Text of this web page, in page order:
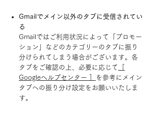
Gmailでメイン以外のタブに受信されてい
る
Gmailではご利用状況によって「プロモー
ション」などのカテゴリーのタブに振り
分けられてしまう場合がございます。各
タブをご確認の上、必要に応じて
Googleヘルプセンター ］
を参考にメイン
タブへの振り分け設定をお願いいたしま
す。